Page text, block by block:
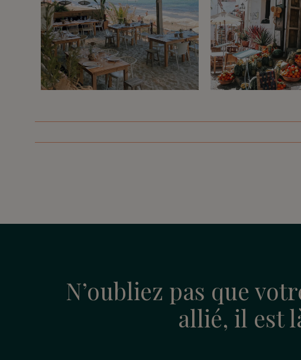
N’oubliez pas que
allié, il est